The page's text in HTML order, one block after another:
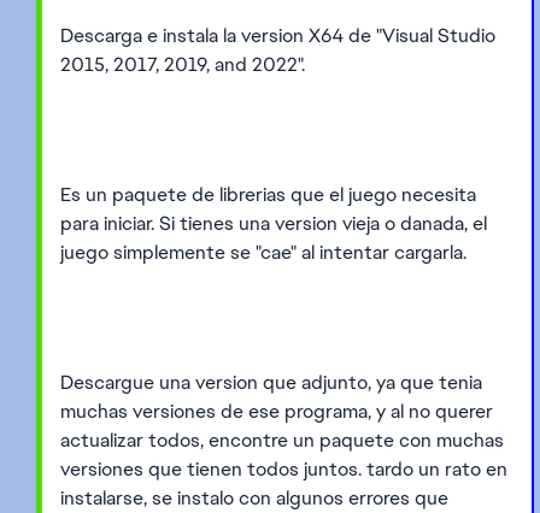
Descarga e instala la version X64 de "Visual Studio
2015, 2017, 2019, and 2022".
Es un paquete de librerias que el juego necesita
para iniciar. Si tienes una version vieja o danada, el
juego simplemente se "cae" al intentar cargarla.
Descargue una version que adjunto, ya que tenia
muchas versiones de ese programa, y al no querer
actualizar todos, encontre un paquete con muchas
versiones que tienen todos juntos. tardo un rato en
instalarse, se instalo con algunos errores que